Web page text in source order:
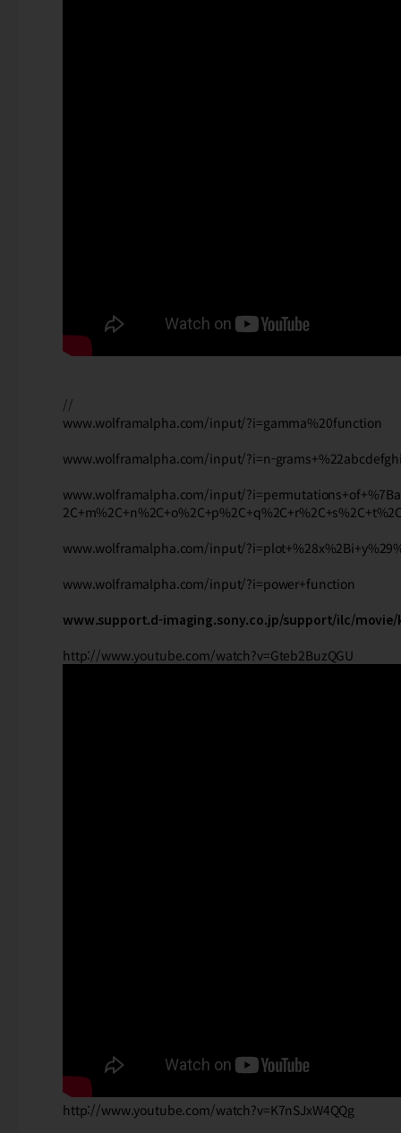
//
www.wolframalpha.com/input/?i=gamma%20function
www.wolframalpha.com/input/?i=n-
www.wolframalpha.com/input/
www.wolframalpha.com/input/
www.wolframalpha.com/input/?i=power+function
www.support.d-imaging.sony.co.jp/support/ilc/
http://www.youtube.com/watch?v=Gteb2BuzQGU
http://www.youtube.com/watch?v=K7nSJxW4QQg